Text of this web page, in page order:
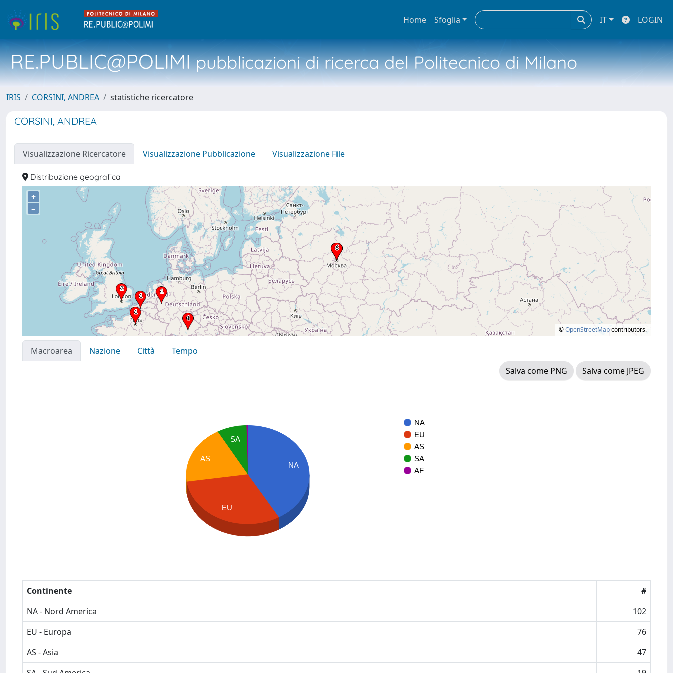
Home Sfoglia IT LOGIN
RE.PUBLIC@POLIMIpubblicazioni di ricerca del Politecnico di Milano
IRIS CORSINI, ANDREA statistiche ricercatore
CORSINI, ANDREA
Visualizzazione Ricercatore Visualizzazione Pubblicazione Visualizzazione File
Distribuzione geografica
+
–
©OpenStreetMapcontributors.
Macroarea Nazione Città
Tempo
Salva come PNG
Salva come JPEG
NA
EU
AS
SA
AF
NA
SA
AS
EU
Continente
#
NA - Nord America
102
EU - Europa
76
AS - Asia
47